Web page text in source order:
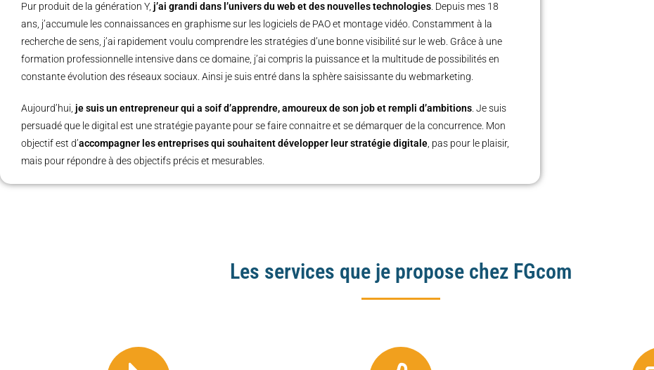
Pur produit de la génération Y, j’ai grandi dans l’univers du web et des nouvelles technologies . Depuis mes 18
ans, j’accumule les connaissances en graphisme sur les logiciels de PAO et montage vidéo. Constamment à la
recherche de sens, j’ai rapidement voulu comprendre les stratégies d’une bonne visibilité sur le web. Grâce à une
formation professionnelle intensive dans ce domaine, j’ai compris la puissance et la multitude de possibilités en
constante évolution des réseaux sociaux. Ainsi je suis entré dans la sphère saisissante du webmarketing.
Aujourd’hui, je suis un entrepreneur qui a soif d’apprendre, amoureux de son job et rempli d’ambitions . Je suis
persuadé que le digital est une stratégie payante pour se faire connaitre et se démarquer de la concurrence. Mon
objectif est d’accompagner les entreprises qui souhaitent développer leur stratégie digitale , pas pour le plaisir,
mais pour répondre à des objectifs précis et mesurables.
Les services que je propose chez FGcom